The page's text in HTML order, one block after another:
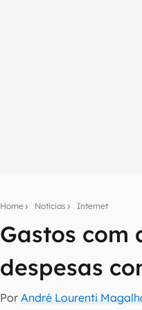
Home Notícias Internet
Gastos com
despesas
PorAndré Lourenti
Seu resumo
Assine a newsletter